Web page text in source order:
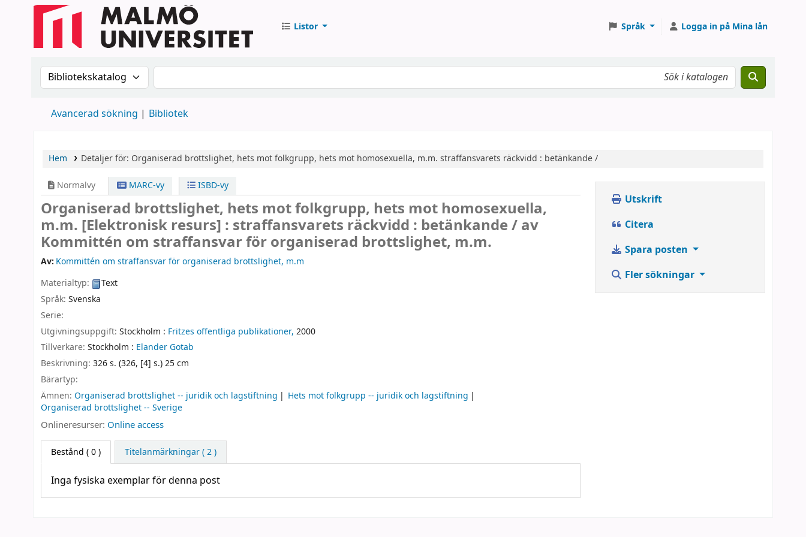
Listor Språk Logga in på Mina lån
Sök i katalogen efter:Sök i katalogen
Avancerad sökning Bibliotek
Hem Detaljer för: Organiserad brottslighet, hets mot folkgrupp, hets mot homosexuella, m.m. straffansvarets räckvidd : betänkande /
Normalvy MARC-vy ISBD-vy
Organiserad brottslighet, hets mot folkgrupp, hets mot homosexuella,
m.m. [Elektronisk resurs] : straffansvarets räckvidd : betänkande /av
Kommittén om straffansvar för organiserad brottslighet, m.m.
Av: Kommittén om straffansvar för organiserad brottslighet, m.m
Materialtyp:
Text
Språk: Svenska
Serie:
Utgivningsuppgift: Stockholm : Fritzes offentliga publikationer, 2000
Tillverkare: Stockholm : Elander Gotab
Beskrivning: 326 s. (326, [4] s.) 25 cm
Bärartyp:
Ämnen: Organiserad brottslighet -- juridik och lagstiftning
Hets mot folkgrupp -- juridik och lagstiftning
Organiserad brottslighet -- Sverige
Onlineresurser: Online access
Bestånd ( 0 ) Titelanmärkningar ( 2 )
Inga fysiska exemplar för denna post
Utskrift
Citera
Spara posten
Fler sökningar